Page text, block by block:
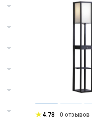
4.78 0 отзывов